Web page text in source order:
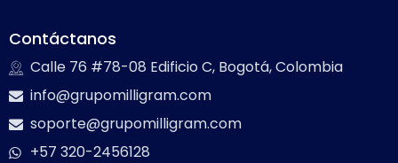
Contáctanos
Calle 76 #78-08 Edificio C, Bogotá, Colombia
info@grupomilligram.com
soporte@grupomilligram.com
+57 320-2456128